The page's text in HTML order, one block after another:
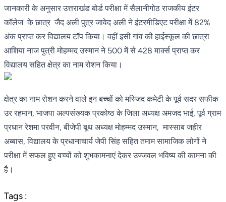
जानकारी के अनुसार उत्तराखंड बोर्ड परीक्षा में सैलानीगोठ राजकीय इंटर
कॉलेज के छात्र जैद अली पुत्र जावेद अली ने इंटरमीडिएट परीक्षा में 82%
अंक प्राप्त कर विद्यालय टॉप किया। वहीं इसी गांव की हाईस्कूल की छात्रा
आशिया नाज पुत्री मोहम्मद उस्मान ने 500 में से 428 मार्क्स प्राप्त कर
विद्यालय सहित क्षेत्र का नाम रोशन किया।
क्षेत्र का नाम रोशन करने वाले इन बच्चों को मस्जिद कमेटी के पूर्व सदर सफीक
उर रहमान, भाजपा अल्पसंख्यक प्रकोष्ठ के जिला अध्यक्ष अमजद भाई, पूर्व ग्राम
प्रधान रेशमा परवीन, बीजेपी बूथ अध्यक्ष मोहम्मद उस्मान, मास्साब जहीर
अब्बास, विद्यालय के प्रधानाचार्य जेपी सिंह सहित तमाम सामाजिक लोगों ने
परीक्षा में सफल हुए बच्चों को शुभकामनाएं देकर उज्जवल भविष्य की कामना की
है।
Tags :